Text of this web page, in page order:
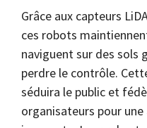
Grâce aux capteurs
ces robots
naviguent sur des sols
perdre le contrôle.
séduira le public et
organisateurs pour une